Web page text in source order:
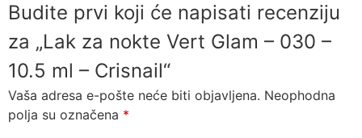
Budite prvi koji će napisati recenziju
za „Lak za nokte Vert Glam – 030 –
10.5 ml – Crisnail“
Vaša adresa e-pošte neće biti objavljena. Neophodna
polja su označena *